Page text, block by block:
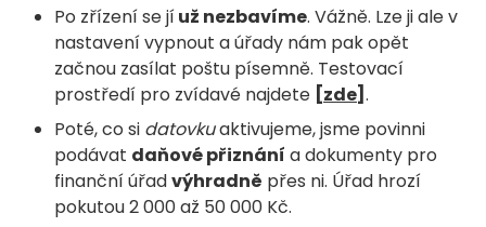
Po zřízení se jíuž nezbavíme. Vážně. Lze ji ale v
nastavení vypnout a úřady nám pak opět
začnou zasílat poštu písemně. Testovací
prostředí pro zvídavé najdete [zde] .
Poté, co si datovkuaktivujeme, jsme povinni
podávat daňové přiznání a dokumenty pro
finanční úřadvýhradně přes ni. Úřad hrozí
pokutou 2 000 až 50 000 Kč.